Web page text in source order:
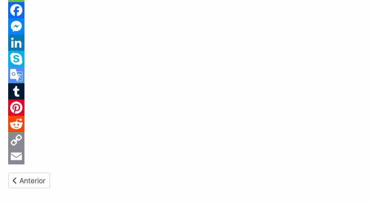
Message
Facebook
Messenger
LinkedIn
Skype
Google
Translate
Tumblr
Pinterest
Reddit
Copy
Link
Email
Artículo anterior: Gaceta Oficial de Venezuela #23458 del viernes 16 febrero 1951
Anterior